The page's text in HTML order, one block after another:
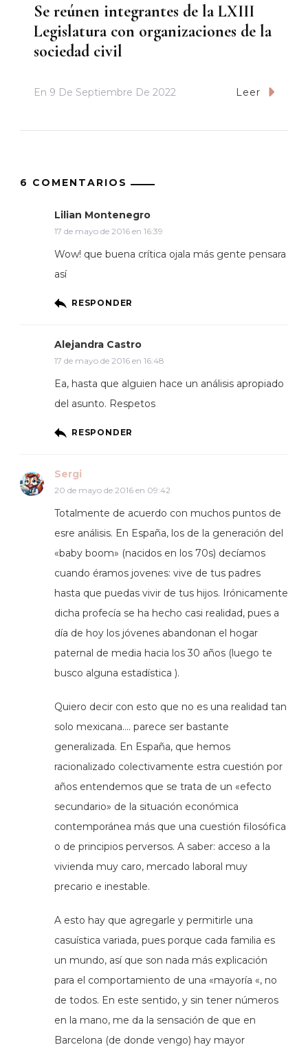
Se reúnen integrantes de la LXIII
Legislatura con organizaciones de la
sociedad civil
En 9 De Septiembre De 2022 Leer
6 COMENTARIOS
Lilian Montenegro
17 de mayo de 2016 en 16:39
Wow! que buena crítica ojala más gente pensara
así
RESPONDER
Alejandra Castro
17 de mayo de 2016 en 16:48
Ea, hasta que alguien hace un análisis apropiado
del asunto. Respetos
RESPONDER
Sergi
20 de mayo de 2016 en 09:42
Totalmente de acuerdo con muchos puntos de
esre análisis. En España, los de la generación del
«baby boom» (nacidos en los 70s) decíamos
cuando éramos jovenes: vive de tus padres
hasta que puedas vivir de tus hijos. Irónicamente
dicha profecía se ha hecho casi realidad, pues a
día de hoy los jóvenes abandonan el hogar
paternal de media hacia los 30 años (luego te
busco alguna estadística ).
Quiero decir con esto que no es una realidad tan
solo mexicana…. parece ser bastante
generalizada. En España, que hemos
racionalizado colectivamente estra cuestión por
años entendemos que se trata de un «efecto
secundario» de la situación económica
contemporánea más que una cuestión filosófica
o de principios perversos. A saber: acceso a la
vivienda muy caro, mercado laboral muy
precario e inestable.
A esto hay que agregarle y permitirle una
casuística variada, pues porque cada familia es
un mundo, así que son nada más explicación
para el comportamiento de una «mayoría «, no
de todos. En este sentido, y sin tener números
en la mano, me da la sensación de que en
Barcelona (de donde vengo) hay mayor